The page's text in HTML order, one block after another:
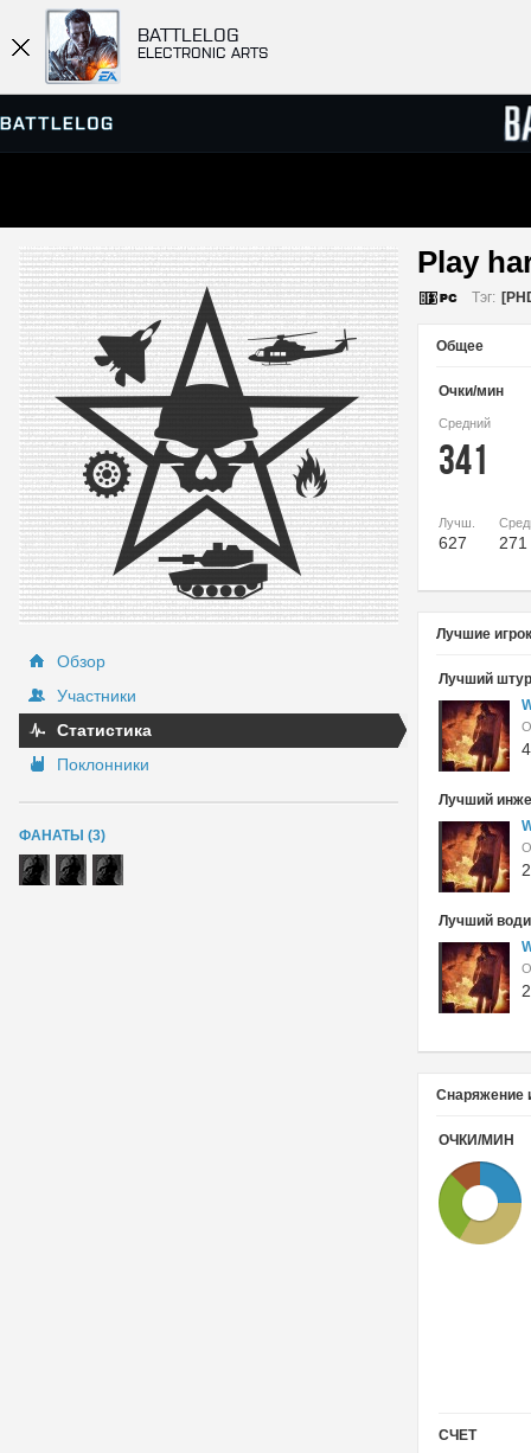
BATTLELOG
ELECTRONIC ARTS
ПРОСМОТР СЕРВЕРОВ
МАТЧИ
Обзор
Участники
Статистика
Поклонники
ФАНАТЫ (3)
Play
Тэг:
Общее
Очки/мин
Средний
341
Лучш.
627 271
Лучшие
Лучший
Лучший
Лучший
Снаряжение
ОЧКИ/МИН
СЧЕТ